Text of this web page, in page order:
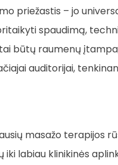
priežastis – jo
spaudimą,
būtų raumenų
auditorijai,
masažo terapijos
labiau klinikinės